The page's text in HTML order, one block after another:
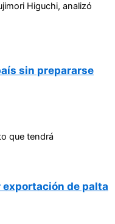
Higuchi, analizó
sin prepararse
que tendrá
de palta